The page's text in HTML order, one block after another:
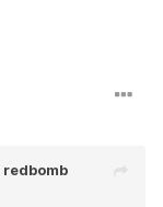
redbomb